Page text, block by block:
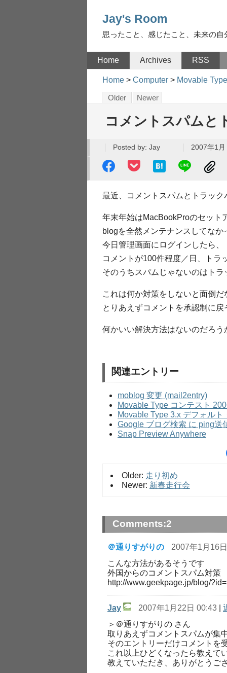
Jay's Room
思ったこと、感じたこと、未来の
Home Archives RSS
Home > Computer > Movable Type
Older Newer
コメントスパムと
Posted by: Jay 2007年1
最近、コメントスパムとトラック
年末年始はMacBookProのセット
blogを全然メンテナンスしてなか
今日管理画面にログインしたら、
コメントが100件程度／日、トラ
そのうちスパムじゃないのはトラ
これは何か対策をしないと面倒だ
とりあえずコメントを承認制に戻
何かいい解決方法はないのだろう
関連エントリー
moblog 変更 (mail2entry)
Movable Type コンテスト
Movable Type 3.x デフォル
Google ブログ検索 に ping送
Snap Preview Anywhere
Older: 走り初め
Newer: 新春走行会
Comments:2
＠通りすがりの 2007年1月16
こんな方法があるそうです
外国からのコメントスパム対策
http://www.geekpage.jp/blog/
Jay 2007年1月22日 00:43
＞＠通りすがりの さん
取りあえずコメントスパムが集
そのエントリーだけコメントを
これ以上ひどくなったら教えて
教えていただき、ありがとうご